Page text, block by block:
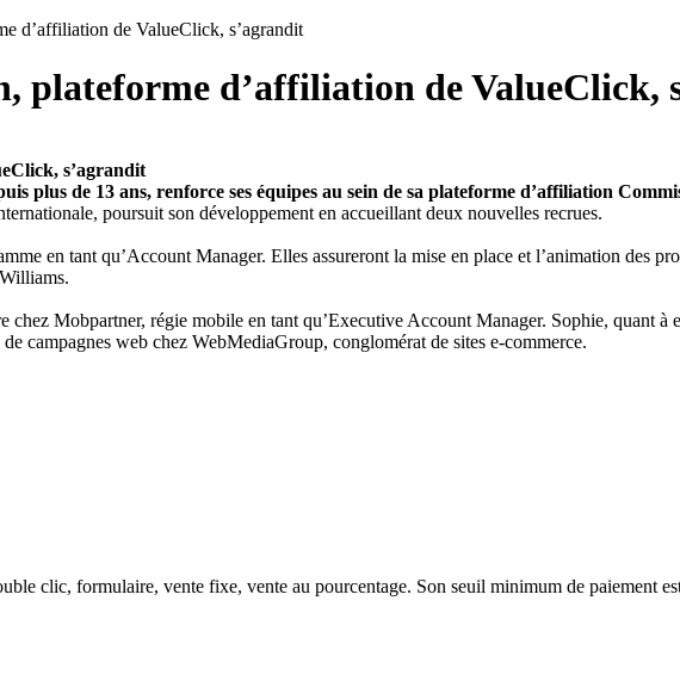
d’affiliation de ValueClick, s’agrandit
plateforme d’affiliation de ValueClick,
s’agrandit
plus de 13 ans, renforce ses équipes au sein de sa plateforme d’affiliation
poursuit son développement en accueillant deux nouvelles recrues.
en tant qu’Account Manager. Elles assureront la mise en place et l’animation des
chez Mobpartner, régie mobile en tant qu’Executive Account Manager. Sophie, quant
campagnes web chez WebMediaGroup, conglomérat de sites e-commerce.
clic, formulaire, vente fixe, vente au pourcentage. Son seuil minimum de paiement